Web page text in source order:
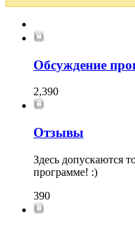
Обсуждение
2,390
Отзывы
Здесь допускаются
программе! :)
390